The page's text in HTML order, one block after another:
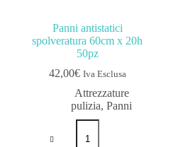
Panni antistatici
spolveratura 60cm x 20h
50pz
42,00€ Iva Esclusa
Attrezzature
pulizia,Panni